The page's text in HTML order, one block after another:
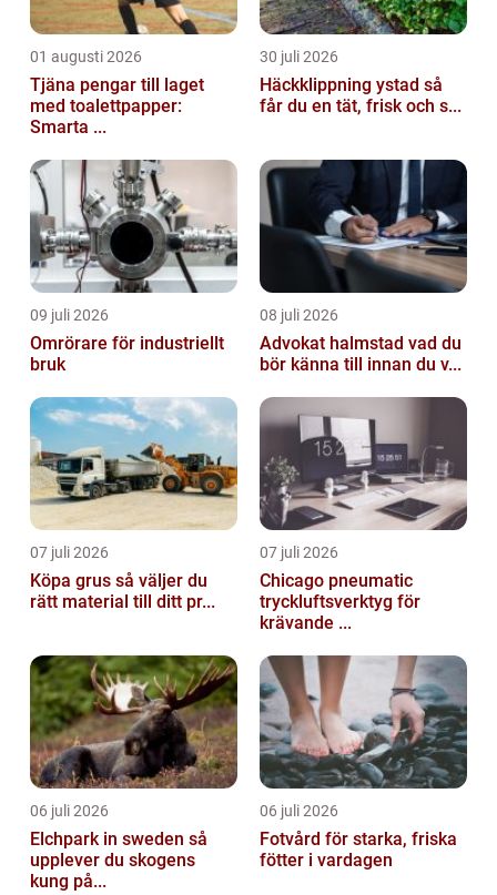
01 augusti 2026
Tjäna pengar till laget
med toalettpapper:
Smarta ...
30 juli 2026
Häckklippning ystad så
får du en tät, frisk och s...
09 juli 2026
Omrörare för industriellt
bruk
08 juli 2026
Advokat halmstad vad du
bör känna till innan du v...
07 juli 2026
Köpa grus så väljer du
rätt material till ditt pr...
07 juli 2026
Chicago pneumatic
tryckluftsverktyg för
krävande ...
06 juli 2026
Elchpark in sweden så
upplever du skogens
kung på...
06 juli 2026
Fotvård för starka, friska
fötter i vardagen